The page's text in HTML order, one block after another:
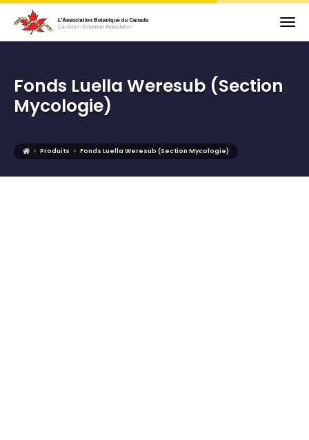
Fonds Luella Weresub (Section
Mycologie)
› Produits › Fonds Luella Weresub (Section Mycologie)